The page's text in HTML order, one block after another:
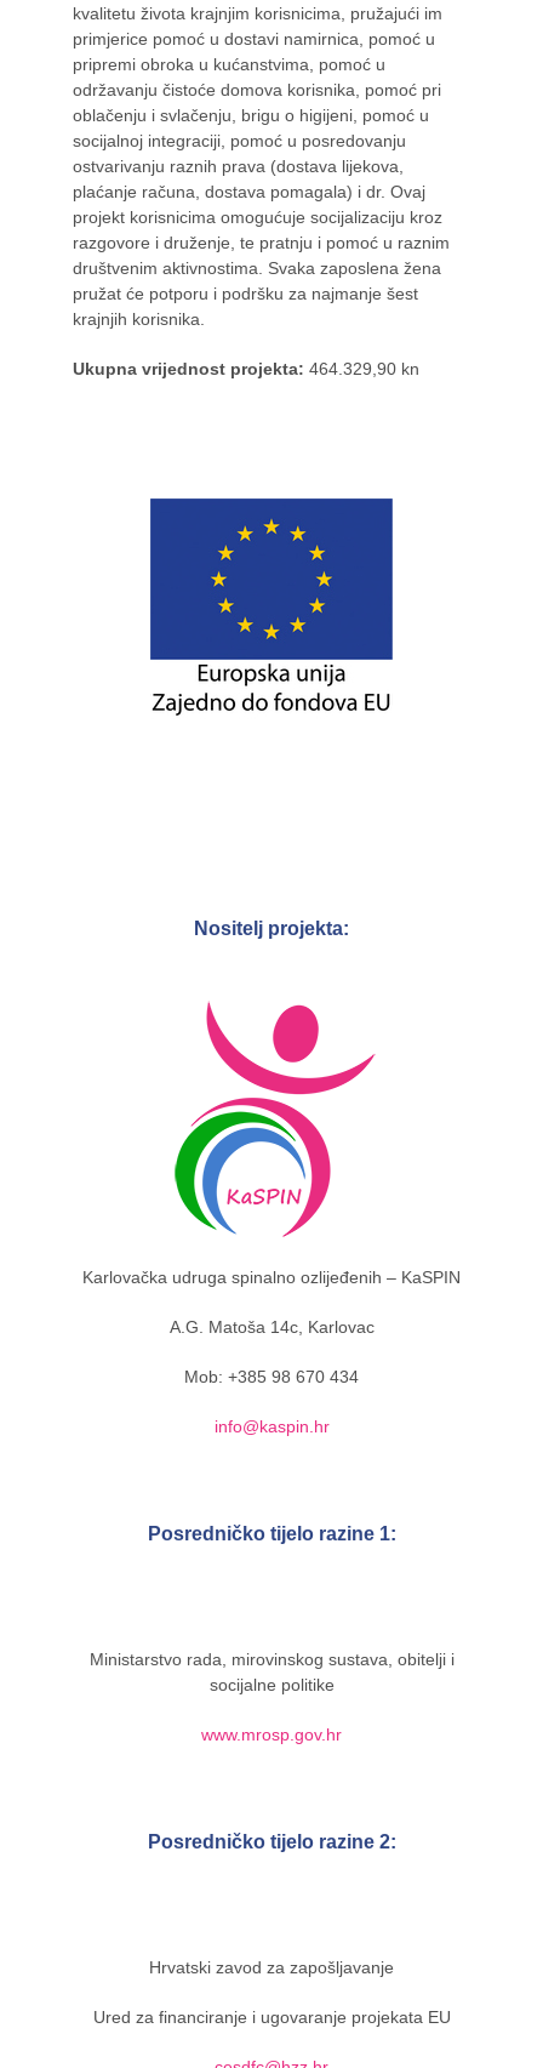
kvalitetu života krajnjim korisnicima, pružajući im
primjerice pomoć u dostavi namirnica, pomoć u
pripremi obroka u kućanstvima, pomoć u
održavanju čistoće domova korisnika, pomoć pri
oblačenju i svlačenju, brigu o higijeni, pomoć u
socijalnoj integraciji, pomoć u posredovanju
ostvarivanju raznih prava (dostava lijekova,
plaćanje računa, dostava pomagala) i dr. Ovaj
projekt korisnicima omogućuje socijalizaciju kroz
razgovore i druženje, te pratnju i pomoć u raznim
društvenim aktivnostima. Svaka zaposlena žena
pružat će potporu i podršku za najmanje šest
krajnjih korisnika.
Ukupna vrijednost projekta: 464.329,90 kn
Nositelj projekta:
Karlovačka udruga spinalno ozlijeđenih – KaSPIN
A.G. Matoša 14c, Karlovac
Mob: +385 98 670 434
info@kaspin.hr
Posredničko tijelo razine 1:
Ministarstvo rada, mirovinskog sustava, obitelji i
socijalne politike
www.mrosp.gov.hr
Posredničko tijelo razine 2:
Hrvatski zavod za zapošljavanje
Ured za financiranje i ugovaranje projekata EU